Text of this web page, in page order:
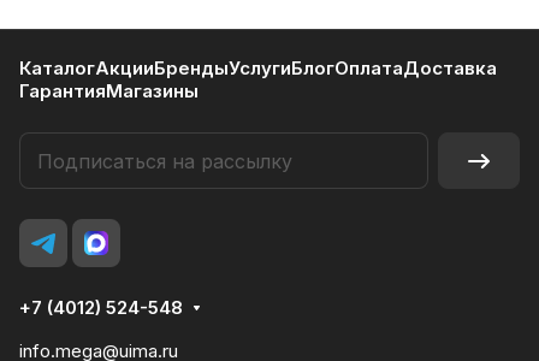
КаталогАкцииБрендыУслугиБлогОплатаДоставка
ГарантияМагазины
+7 (4012) 524-548
info.mega@uima.ru